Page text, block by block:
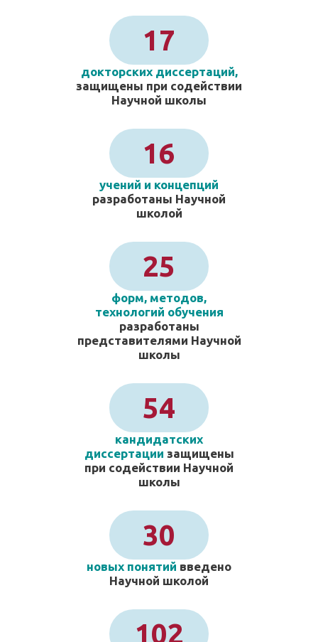
17
докторских диссертаций,
защищены при содействии
Научной школы
16
учений и концепций
разработаны Научной
школой
25
форм, методов,
технологий обучения
разработаны
представителями Научной
школы
54
кандидатских
диссертации защищены
при содействии Научной
школы
30
новых понятий введено
Научной школой
102